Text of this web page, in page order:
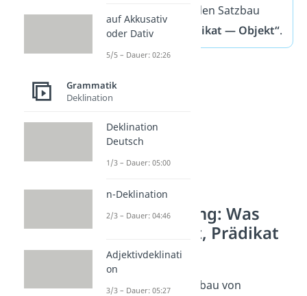
normalerweise den Satzbau
„Subjekt — Prädikat — Objekt“.
Wiederholung: Was
sind Subjekt, Prädikat
und Objekt?
Damit du den Satzbau von
auf Akkusativ
oder Dativ
5/5 – Dauer: 02:26
Grammatik
Deklination
Deklination
Deutsch
1/3 – Dauer: 05:00
n-Deklination
2/3 – Dauer: 04:46
Adjektivdeklinati
on
3/3 – Dauer: 05:27